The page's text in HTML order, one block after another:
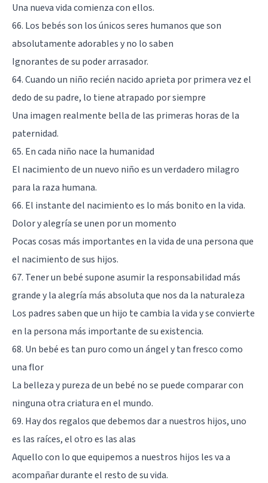
Una nueva vida comienza con ellos.
66. Los bebés son los únicos seres humanos que son
absolutamente adorables y no lo saben
Ignorantes de su poder arrasador.
64. Cuando un niño recién nacido aprieta por primera vez el
dedo de su padre, lo tiene atrapado por siempre
Una imagen realmente bella de las primeras horas de la
paternidad.
65. En cada niño nace la humanidad
El nacimiento de un nuevo niño es un verdadero milagro
para la raza humana.
66. El instante del nacimiento es lo más bonito en la vida.
Dolor y alegría se unen por un momento
Pocas cosas más importantes en la vida de una persona que
el nacimiento de sus hijos.
67. Tener un bebé supone asumir la responsabilidad más
grande y la alegría más absoluta que nos da la naturaleza
Los padres saben que un hijo te cambia la vida y se convierte
en la persona más importante de su existencia.
68. Un bebé es tan puro como un ángel y tan fresco como
una flor
La belleza y pureza de un bebé no se puede comparar con
ninguna otra criatura en el mundo.
69. Hay dos regalos que debemos dar a nuestros hijos, uno
es las raíces, el otro es las alas
Aquello con lo que equipemos a nuestros hijos les va a
acompañar durante el resto de su vida.